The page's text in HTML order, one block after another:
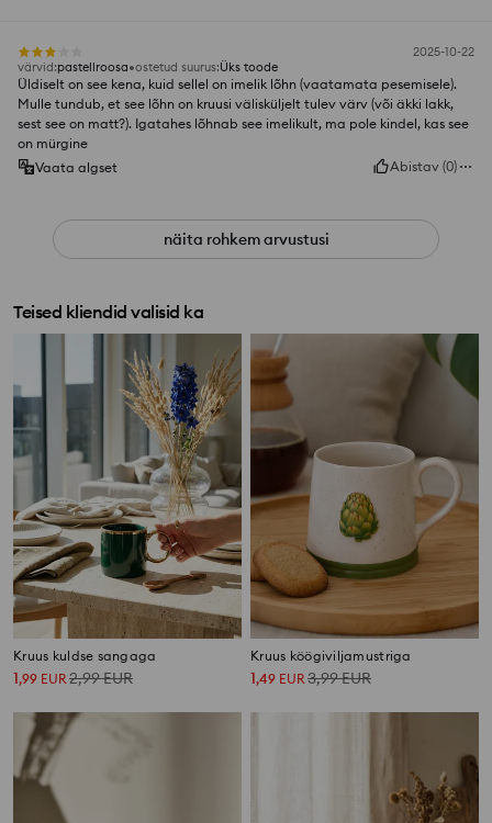
2025-10-22
värvid:pastellroosa ostetud suurus:Üks toode
Üldiselt on see kena, kuid sellel on imelik lõhn (vaatamata pesemisele).
Mulle tundub, et see lõhn on kruusi välisküljelt tulev värv (või äkki lakk,
sest see on matt?). Igatahes lõhnab see imelikult, ma pole kindel, kas see
on mürgine
Vaata algset
Abistav (0)
näita rohkem arvustusi
Teised kliendid valisid ka
Kruus kuldse sangaga
1,99 EUR2,99EUR
Kruus köögiviljamustriga
1,49 EUR3,99EUR